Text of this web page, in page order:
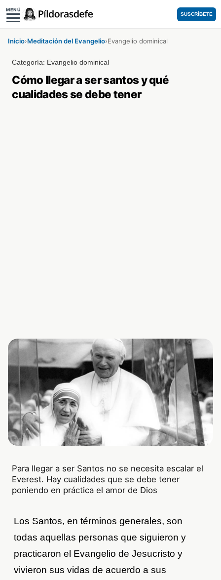
MENÚ
SUSCRÍBETE
Inicio›Meditación del Evangelio›Evangelio dominical
Categoría: Evangelio dominical
Cómo llegar a ser santos y qué
cualidades se debe tener
Para llegar a ser Santos no se necesita escalar el
Everest. Hay cualidades que se debe tener
poniendo en práctica el amor de Dios
Los Santos, en términos generales, son
todas aquellas personas que siguieron y
practicaron el Evangelio de Jesucristo y
vivieron sus vidas de acuerdo a sus